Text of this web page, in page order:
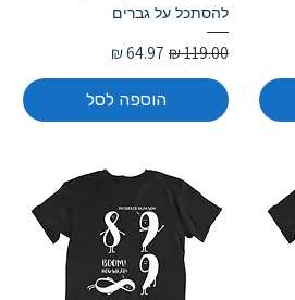
להסתכל על גברים
מחיר רגיל מחיר מבצע
הוספה לסל